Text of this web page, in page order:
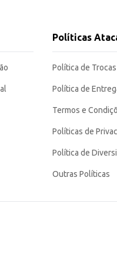
Políticas
Política de
Política de
Termos e
Políticas de
Política de
Outras Políticas